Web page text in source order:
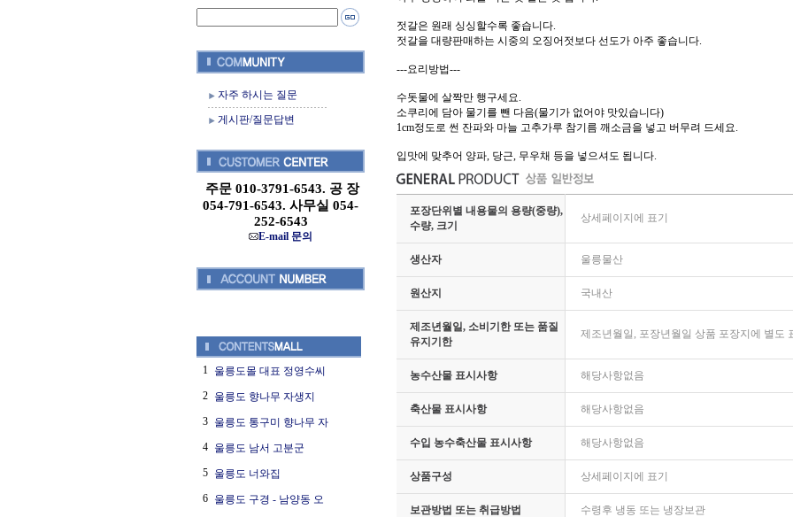
자주 하시는 질문
게시판/질문답변
주문 010-3791-6543. 공 장
054-791-6543. 사무실 054-
252-6543
E-mail 문의
1 울릉도몰 대표 정영수씨
2 울릉도 향나무 자생지
3 울릉도 통구미 향나무 자
4 울릉도 남서 고분군
5 울릉도 너와집
6 울릉도 구경 - 남양동 오
젓갈은 원래 싱싱할수록 좋습니다.
젓갈을 대량판매하는 시중의 오징어젓보다 선도가 아주 좋습니다.
---요리방법---
수돗물에 살짝만 행구세요.
소쿠리에 담아 물기를 뺀 다음(물기가 없어야 맛있습니다)
1cm정도로 썬 잔파와 마늘 고추가루 참기름 깨소금을 넣고 버무려 드세요.
입맛에 맞추어 양파, 당근, 무우채 등을 넣으셔도 됩니다.
포장단위별 내용물의 용량(중량),
수량, 크기
상세페이지에 표기
생산자 울릉물산
원산지 국내산
제조년월일, 소비기한 또는 품질
유지기한
제조년월일, 포장년월일 상품 포장지에 별도
농수산물 표시사항 해당사항없음
축산물 표시사항 해당사항없음
수입 농수축산물 표시사항 해당사항없음
상품구성 상세페이지에 표기
보관방법 또는 취급방법 수령후 냉동 또는 냉장보관